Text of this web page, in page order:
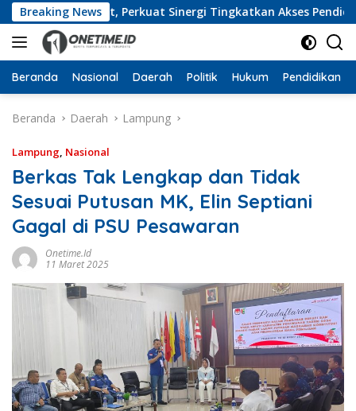
Langsung
ke
konten
Breaking News
Barat, Perkuat Sinergi Tingkatkan Akses Pendidikan
Beranda Nasional Daerah Politik Hukum Pendidikan
Beranda Daerah Lampung
Lampung, Nasional
Berkas Tak Lengkap dan Tidak
Sesuai Putusan MK, Elin Septiani
Gagal di PSU Pesawaran
Onetime.id
11 Maret 2025